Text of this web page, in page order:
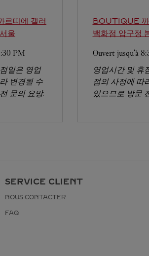
띠에 갤러
서울
PM
일은 영업
변경될 수
문의 요망.
BOUTIQUE 까
백화점 압구정
Ouvert jusqu'à
영업시간 및 휴
점의 사정에 따
있으므로 방문
SERVICE CLIENT
NOUS CONTACTER
FAQ